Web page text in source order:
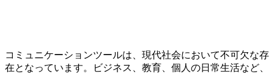
コミュニケーションツールは、現代社会において不可欠な存
在となっています。ビジネス、教育、個人の日常生活など、